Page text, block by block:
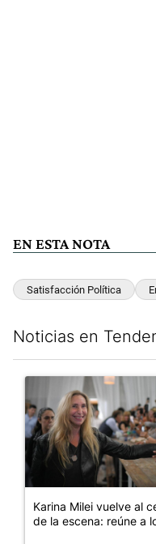
EN ESTA NOTA
Satisfacción Política
Noticias en
Un artículo de
Karina Milei vuelve al
de la escena: reúne a